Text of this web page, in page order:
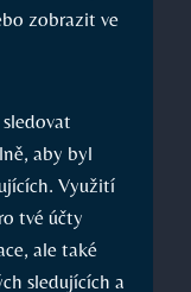
zobrazit ve
aby byl
Využití
tvé účty
ale také
sledujících a